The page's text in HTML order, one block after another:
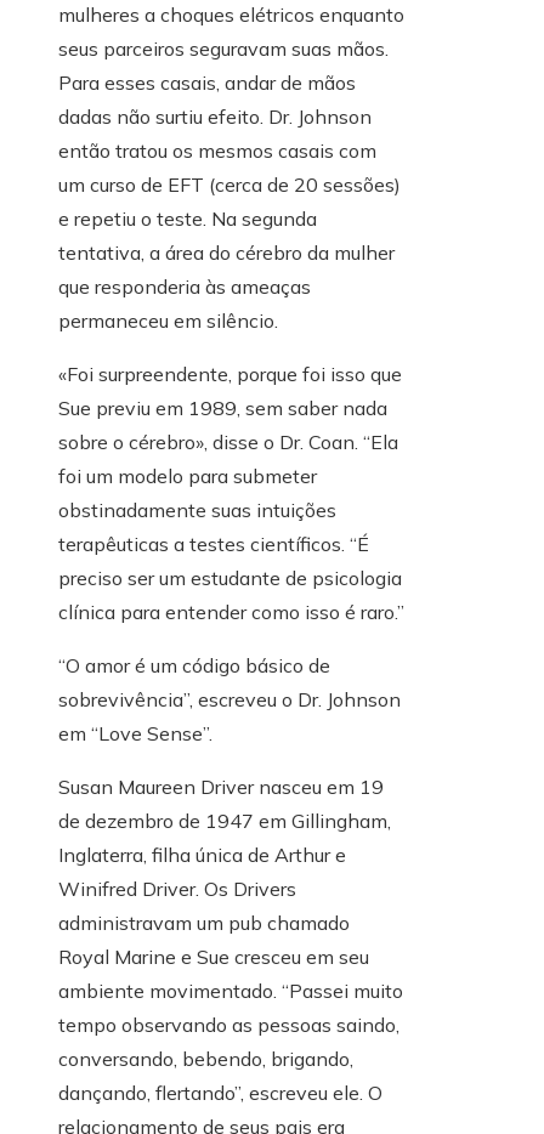
mulheres a choques elétricos enquanto
seus parceiros seguravam suas mãos.
Para esses casais, andar de mãos
dadas não surtiu efeito. Dr. Johnson
então tratou os mesmos casais com
um curso de EFT (cerca de 20 sessões)
e repetiu o teste. Na segunda
tentativa, a área do cérebro da mulher
que responderia às ameaças
permaneceu em silêncio.
«Foi surpreendente, porque foi isso que
Sue previu em 1989, sem saber nada
sobre o cérebro», disse o Dr. Coan. “Ela
foi um modelo para submeter
obstinadamente suas intuições
terapêuticas a testes científicos. “É
preciso ser um estudante de psicologia
clínica para entender como isso é raro.”
“O amor é um código básico de
sobrevivência”, escreveu o Dr. Johnson
em “Love Sense”.
Susan Maureen Driver nasceu em 19
de dezembro de 1947 em Gillingham,
Inglaterra, filha única de Arthur e
Winifred Driver. Os Drivers
administravam um pub chamado
Royal Marine e Sue cresceu em seu
ambiente movimentado. “Passei muito
tempo observando as pessoas saindo,
conversando, bebendo, brigando,
dançando, flertando”, escreveu ele. O
relacionamento de seus pais era